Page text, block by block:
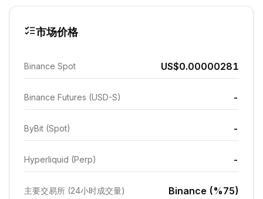
市场价格
Binance Spot US$0.00000281
Binance Futures (USD-S) -
ByBit (Spot) -
Hyperliquid (Perp) -
主要交易所 (24小时成交量) Binance (%75)